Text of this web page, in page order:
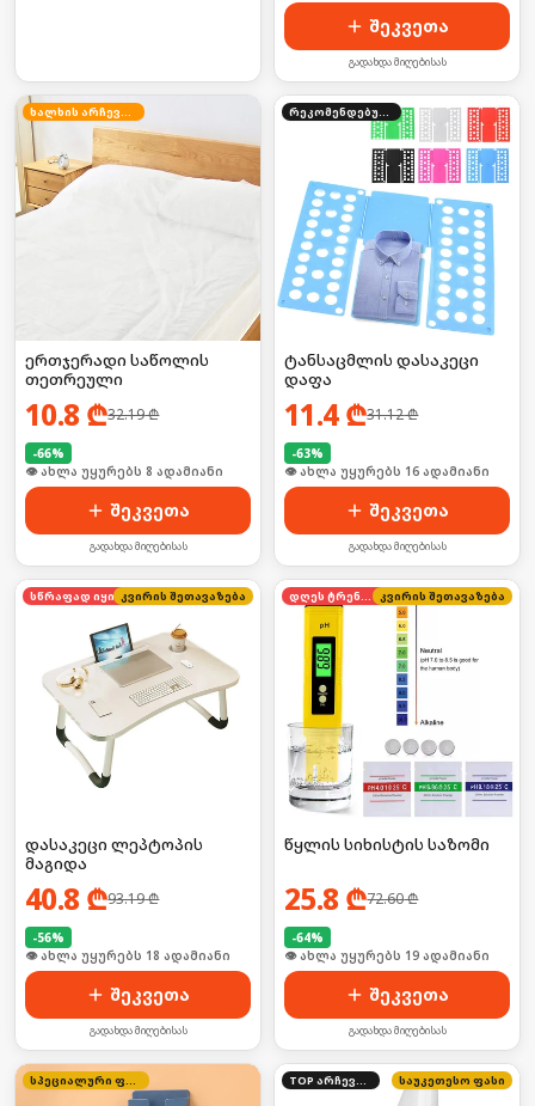
შეკვეთა
გადახდა მიღებისას
ხალხის არჩევანი
ერთჯერადი საწოლის
თეთრეული
10.8 ₾32.19₾
-66%
🛒 ბოლო 24სთ-ში იყიდა 15-მა
შეკვეთა
გადახდა მიღებისას
რეკომენდებული
ტანსაცმლის დასაკეცი
დაფა
11.4₾31.12₾
-63%
🛒 ბოლო 24სთ-ში იყიდა 21-მა
შეკვეთა
გადახდა მიღებისას
სწრაფად იყიდება
კვირის შეთავაზება
დასაკეცი ლეპტოპის
მაგიდა
40.8 ₾93.19₾
-56%
🛒 ბოლო 24სთ-ში იყიდა 28-მა
შეკვეთა
გადახდა მიღებისას
დღეს ტრენდში კვირის შეთავაზება
წყლის სიხისტის საზომი
25.8 ₾72.60₾
-64%
🛒 ბოლო 24სთ-ში იყიდა 3-მა
შეკვეთა
გადახდა მიღებისას
სპეციალური ფასი TOP არჩევანი საუკეთესო ფასი